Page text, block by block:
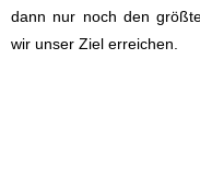
dann nur noch den
wir unser Ziel erreichen.